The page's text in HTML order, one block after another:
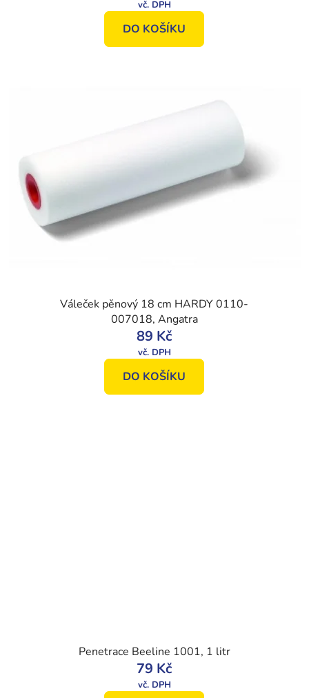
DO KOŠÍKU
Váleček pěnový 18 cm HARDY 0110-
007018, Angatra
89 Kč
DO KOŠÍKU
Penetrace Beeline 1001, 1 litr
79 Kč